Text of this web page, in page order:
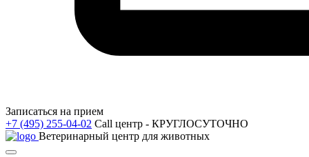
Записаться на прием
+7 (495) 255-04-02 Call центр - КРУГЛОСУТОЧНО
Ветеринарный центр для животных